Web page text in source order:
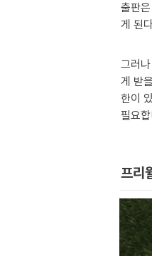
출판
게 된
그러
게 받
한이
필요
프리